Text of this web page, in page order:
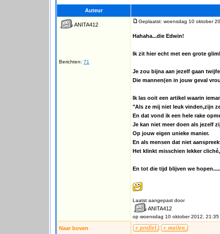
Auteur
ANITA412
Berichten: 71
Geplaatst: woensdag 10 oktober
Hahaha...die Edwin!
Ik zit hier echt met een grote
Je zou bijna aan jezelf gaan
Die mannen(en in jouw geval
Ik las ooit een artikel waarin
"Als ze mij niet leuk vinden,zijn
En dat vond ik een hele rake
Je kan niet meer doen als jezelf
Op jouw eigen unieke manier.
En als mensen dat niet
Het klinkt misschien lekker
En tot die tijd blijven we hopen.....
Laatst aangepast door
ANITA412
op woensdag 10 oktober 2012, 21:35
Naar boven